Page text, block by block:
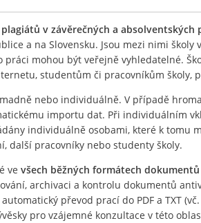
v závěrečných a absolventských
a na Slovensku. Jsou mezi nimi
mohou být veřejně vyhledatelné.
studentům či pracovníkům školy,
nebo individuálně. V případě
importu dat. Při individuálním
individuálně osobami, které k tomu
další pracovníky nebo studenty školy.
ve všech běžných formátech dokumentů
archivaci a kontrolu dokumentů
převod prací do PDF a TXT
pro vzájemné konzultace v této